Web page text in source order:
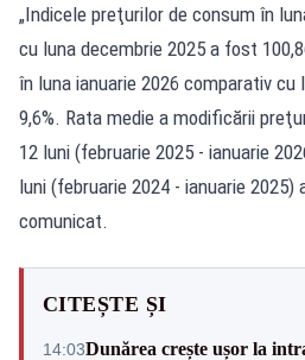
„Indicele preţurilor de consum în
cu luna decembrie 2025 a fost
în luna ianuarie 2026 comparativ cu
9,6%. Rata medie a modificării
12 luni (februarie 2025 - ianuarie
luni (februarie 2024 - ianuarie 2025)
comunicat.
CITEȘTE ȘI
14:03Dunărea crește ușor la